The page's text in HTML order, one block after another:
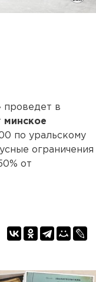
проведет в
минское
по уральскому
ограничения
от